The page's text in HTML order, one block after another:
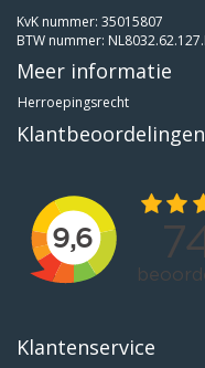
KvK nummer: 35015807
BTW nummer:
Meer informatie
Herroepingsrecht
Klantbeoordelingen
Klantenservice